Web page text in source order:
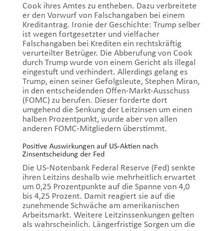
Cook ihres Amtes zu entheben. Dazu verbreitete
er den Vorwurf von Falschangaben bei einem
Kreditantrag. Ironie der Geschichte: Trump selber
ist wegen fortgesetzter und vielfacher
Falschangaben bei Krediten ein rechtskräftig
verurteilter Betrüger. Die Abberufung von Cook
durch Trump wurde von einem Gericht als illegal
eingestuft und verhindert. Allerdings gelang es
Trump, einen seiner Gefolgsleute, Stephen Miran,
in den entscheidenden Offen-Markt-Ausschuss
(FOMC) zu berufen. Dieser forderte dort
umgehend die Senkung der Leitzinsen um einen
halben Prozentpunkt, wurde aber von allen
anderen FOMC-Mitgliedern überstimmt.
Positive Auswirkungen auf US-Aktien nach
Zinsentscheidung der Fed
Die US-Notenbank Federal Reserve (Fed) senkte
ihren Leitzins deshalb wie mehrheitlich erwartet
um 0,25 Prozentpunkte auf die Spanne von 4,0
bis 4,25 Prozent. Damit reagiert sie auf die
zunehmende Schwäche am amerikanischen
Arbeitsmarkt. Weitere Leitzinssenkungen gelten
als wahrscheinlich. Längerfristige Sorgen um die